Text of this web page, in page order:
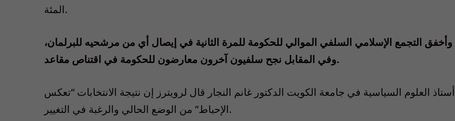
المئة.
وأخفق التجمع الإسلامي السلفي الموالي للحكومة للمرة الثانية في إيصال أي من مرشحيه للبرلمان،
وفي المقابل نجح سلفيون آخرون معارضون للحكومة في اقتناص مقاعد.
أستاذ العلوم السياسية في جامعة الكويت الدكتور غانم النجار قال لرويترز إن نتيجة الانتخابات “تعكس
الإحباط” من الوضع الحالي والرغبة في التغيير.